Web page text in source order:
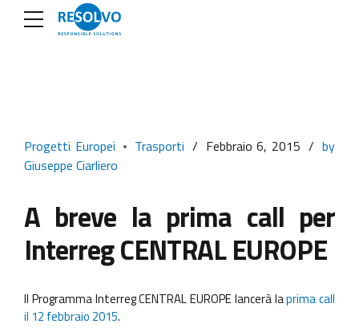
Progetti Europei Trasporti Febbraio 6, 2015
by
Giuseppe Ciarliero
A breve la prima call per
Interreg CENTRAL EUROPE
Il Programma Interreg CENTRAL EUROPE lancerà laprima call
il 12 febbraio 2015.